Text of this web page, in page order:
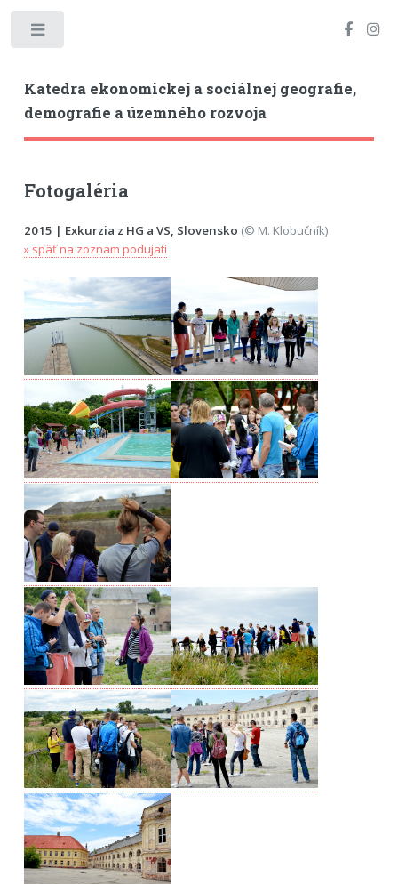
Katedra ekonomickej a sociálnej geografie,
demografie a územného rozvoja
Fotogaléria
2015 | Exkurzia z HG a VS, Slovensko (© M. Klobučník)
» späť na zoznam podujatí